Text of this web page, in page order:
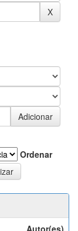
Ordenar
Autor(es)